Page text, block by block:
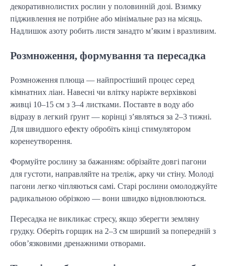
декоративнолистих рослин у половинній дозі. Взимку
підживлення не потрібне або мінімальне раз на місяць.
Надлишок азоту робить листя занадто м’яким і вразливим.
Розмноження, формування та пересадка
Розмноження плюща — найпростіший процес серед
кімнатних ліан. Навесні чи влітку наріжте верхівкові
живці 10–15 см з 3–4 листками. Поставте в воду або
відразу в легкий ґрунт — корінці з’являться за 2–3 тижні.
Для швидшого ефекту обробіть кінці стимулятором
коренеутворення.
Формуйте рослину за бажанням: обрізайте довгі пагони
для густоти, направляйте на треліж, арку чи стіну. Молоді
пагони легко чіпляються самі. Старі рослини омолоджуйте
радикальною обрізкою — вони швидко відновлюються.
Пересадка не викликає стресу, якщо зберегти земляну
грудку. Оберіть горщик на 2–3 см ширший за попередній з
обов’язковими дренажними отворами.